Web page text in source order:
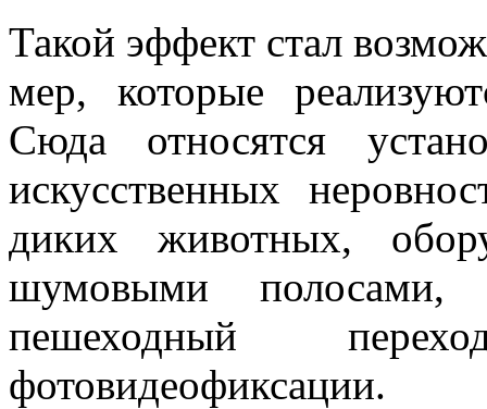
Такой эффект стал
мер, которые
Сюда относятся
искусственных
диких животных,
шумовыми полосами,
пешеходный
фотовидеофиксации.